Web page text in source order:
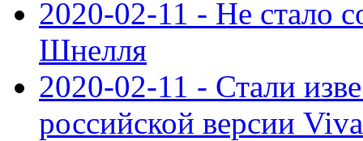
2020-02-11 - Не стало
Шнелля
2020-02-11 - Стали
российской версии